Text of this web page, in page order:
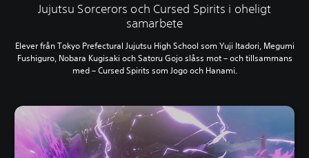
Jujutsu Sorcerors och Cursed Spirits i oheligt
samarbete
Elever från Tokyo Prefectural Jujutsu High School som Yuji Itadori, Megumi
Fushiguro, Nobara Kugisaki och Satoru Gojo slåss mot – och tillsammans
med – Cursed Spirits som Jogo och Hanami.